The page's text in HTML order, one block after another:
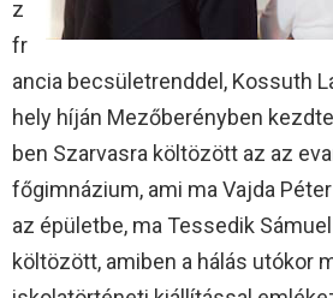
z
fr
ancia becsületrenddel, Kossuth
hely híján Mezőberényben
ben Szarvasra költözött az az
főgimnázium, ami ma Vajda
az épületbe, ma Tessedik
költözött, amiben a hálás utókor